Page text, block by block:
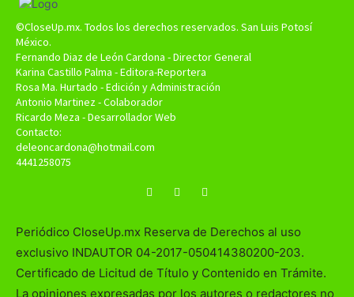
©CloseUp.mx. Todos los derechos reservados. San Luis Potosí
México.
Fernando Diaz de León Cardona - Director General
Karina Castillo Palma - Editora-Reportera
Rosa Ma. Hurtado - Edición y Administración
Antonio Martinez - Colaborador
Ricardo Meza - Desarrollador Web
Contacto:
deleoncardona@hotmail.com
4441258075
Periódico CloseUp.mx Reserva de Derechos al uso
exclusivo INDAUTOR 04-2017-050414380200-203.
Certificado de Licitud de Título y Contenido en Trámite.
La opiniones expresadas por los autores o redactores no